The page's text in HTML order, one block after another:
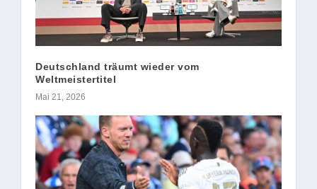
Deutschland träumt wieder vom
Weltmeistertitel
Mai 21, 2026